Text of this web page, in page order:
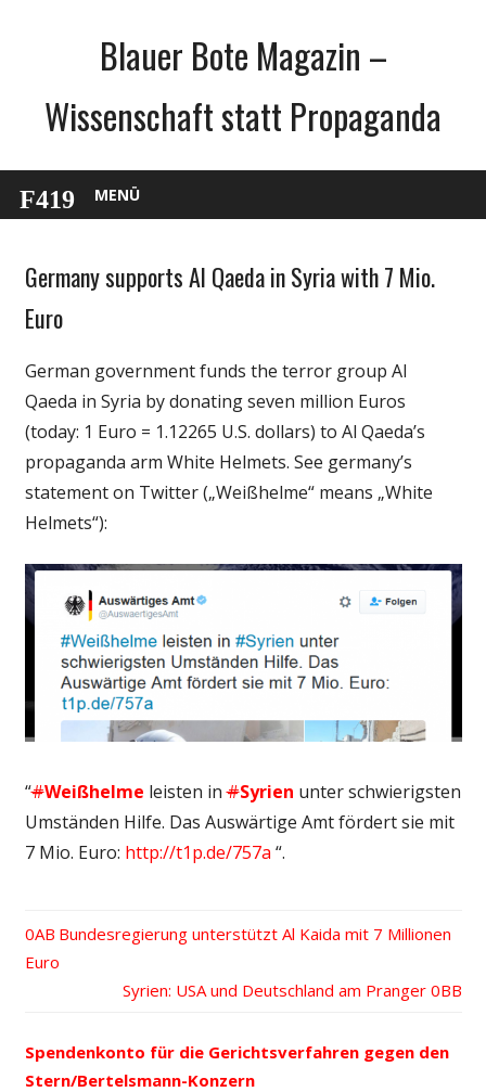
Blauer Bote Magazin –
Wissenschaft statt Propaganda
MENÜ
English
Wissenschaft
Germany supports Al Qaeda in Syria with 7 Mio.
Euro
German government funds the terror group Al
Qaeda in Syria by donating seven million Euros
(today: 1 Euro = 1.12265 U.S. dollars) to Al Qaeda’s
propaganda arm White Helmets. See germany’s
statement on Twitter („Weißhelme“ means „White
Helmets“):
“#Weißhelme leisten in#Syrien unter schwierigsten
Umständen Hilfe. Das Auswärtige Amt fördert sie mit
7 Mio. Euro: http://t1p.de/757a “.
Beitrags-
Navigation
Vorheriger
Beitrag:
Bundesregierung unterstützt Al Kaida mit 7 Millionen
Euro
Nächster
Syrien: USA und Deutschland am Pranger
Spendenkonto für die Gerichtsverfahren gegen den
Stern/Bertelsmann-Konzern